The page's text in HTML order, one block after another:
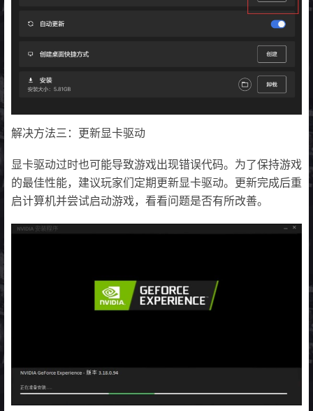
解决方法三：更新显卡驱动
显卡驱动过时也可能导致游戏出现错误代码。为了保持游戏
的最佳性能，建议玩家们定期更新显卡驱动。更新完成后重
启计算机并尝试启动游戏，看看问题是否有所改善。